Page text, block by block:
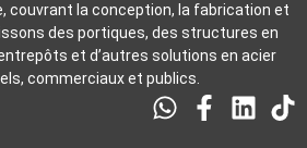
couvrant la conception, la fabrication et
des portiques, des structures en
et d’autres solutions en acier
commerciaux et publics.